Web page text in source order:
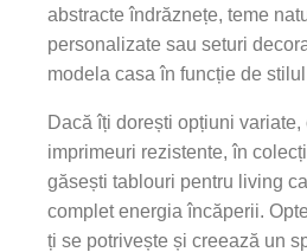
abstracte îndrăznețe, teme
personalizate sau seturi
modela casa în funcție de
Dacă îți dorești opțiuni
imprimeuri rezistente, în
găsești tablouri pentru living
complet energia încăperii.
ți se potrivește și creează un